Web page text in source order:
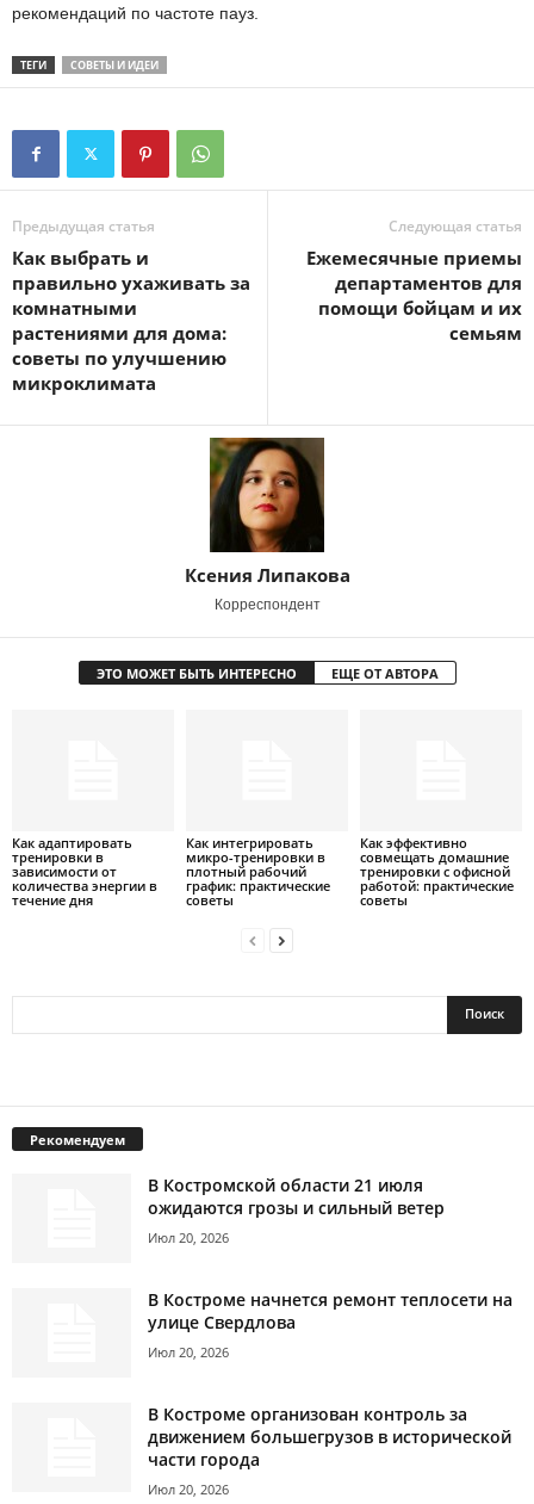
рекомендаций по частоте пауз.
ТЕГИ СОВЕТЫ И ИДЕИ
Предыдущая статья
Как выбрать и
правильно ухаживать за
комнатными
растениями для дома:
советы по улучшению
микроклимата
Следующая статья
Ежемесячные приемы
департаментов для
помощи бойцам и их
семьям
Ксения Липакова
Корреспондент
ЭТО МОЖЕТ БЫТЬ ИНТЕРЕСНО ЕЩЕ ОТ АВТОРА
Как адаптировать
тренировки в
зависимости от
количества энергии в
течение дня
Как интегрировать
микро-тренировки в
плотный рабочий
график: практические
советы
Как эффективно
совмещать домашние
тренировки с офисной
работой: практические
советы
Рекомендуем
В Костромской области 21 июля
ожидаются грозы и сильный ветер
Июл 20, 2026
В Костроме начнется ремонт теплосети на
улице Свердлова
Июл 20, 2026
В Костроме организован контроль за
движением большегрузов в исторической
части города
Июл 20, 2026